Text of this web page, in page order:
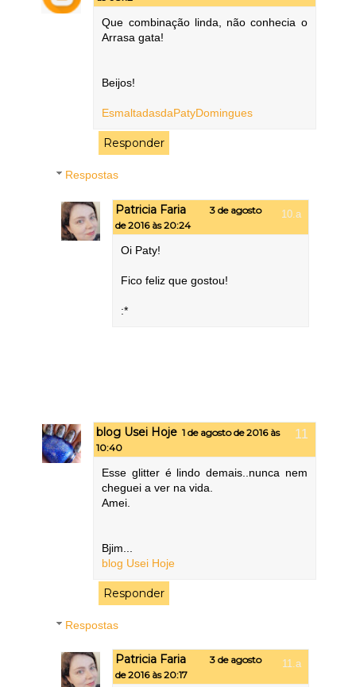
Que combinação linda, não conhecia o
Arrasa gata!
Beijos!
EsmaltadasdaPatyDomingues
Responder
Respostas
Patricia Faria
3 de agosto
de 2016 às 20:24
Oi Paty!
Fico feliz que gostou!
:*
blog Usei Hoje 1 de agosto de 2016 às
10:40
Esse glitter é lindo demais..nunca nem
cheguei a ver na vida.
Amei.
Bjim...
blog Usei Hoje
Responder
Respostas
Patricia Faria
3 de agosto
de 2016 às 20:17